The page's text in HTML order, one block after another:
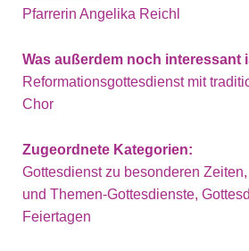
Pfarrerin Angelika Reichl
Was außerdem noch interessant
Reformationsgottesdienst mit
Chor
Zugeordnete Kategorien:
Gottesdienst zu besonderen
und Themen-Gottesdienste,
Feiertagen